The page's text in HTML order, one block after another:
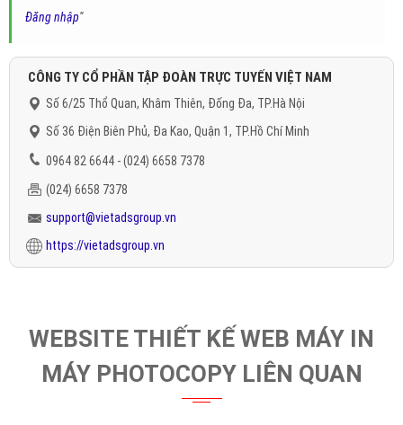
Đăng nhập"
CÔNG TY CỔ PHẦN TẬP ĐOÀN TRỰC TUYẾN VIỆT NAM
Số 6/25 Thổ Quan, Khâm Thiên, Đống Đa, TP.Hà Nội
Số 36 Điện Biên Phủ, Đa Kao, Quận 1, TP.Hồ Chí Minh
0964 82 6644 - (024) 6658 7378
(024) 6658 7378
support@vietadsgroup.vn
https://vietadsgroup.vn
WEBSITE THIẾT KẾ WEB MÁY IN
MÁY PHOTOCOPY LIÊN QUAN